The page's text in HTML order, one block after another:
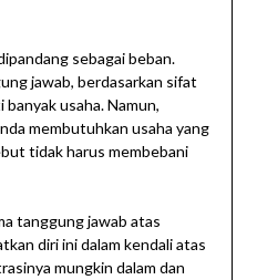
sebagai beban.
jawab, berdasarkan sifat
usaha. Namun,
membutuhkan usaha yang
tidak harus membebani
tanggung jawab atas
diri ini dalam kendali atas
mungkin dalam dan